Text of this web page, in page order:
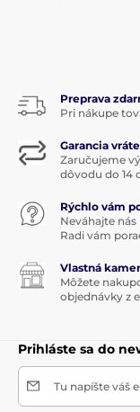
Preprava
Pri nákupe
Garancia
Zaručujeme
dôvodu do 14
Rýchlo vám
Neváhajte
Radi vám
Vlastná
Môžete
objednávky z
Prihláste sa do
Tu napíšte váš